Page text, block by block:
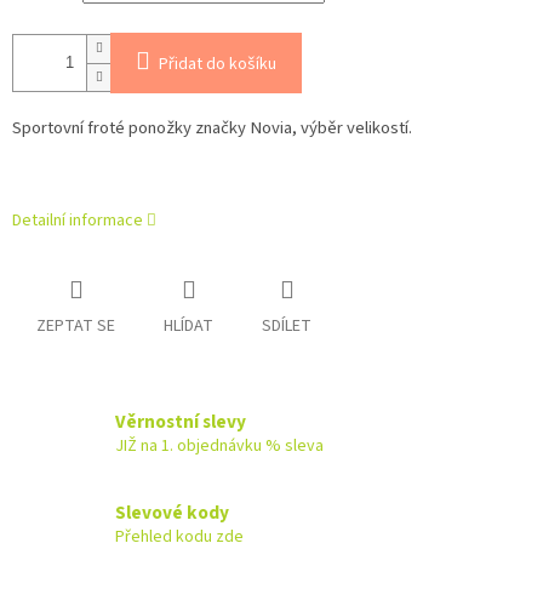
Přidat do košíku
Sportovní froté ponožkyznačky Novia, výběr velikostí.
Detailní informace
ZEPTAT SE HLÍDAT SDÍLET
Věrnostní slevy
JIŽ na 1. objednávku % sleva
Slevové kody
Přehled kodu zde